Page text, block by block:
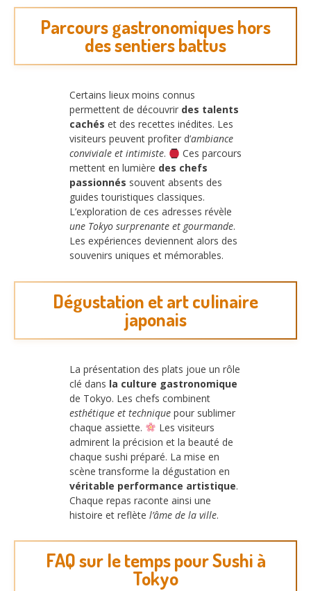
Parcours gastronomiques hors
des sentiers battus
Certains lieux moins connus
permettent de découvrir des talents
cachés et des recettes inédites. Les
visiteurs peuvent profiter d’ambiance
conviviale et intimiste.
Ces parcours
mettent en lumière des chefs
passionnés souvent absents des
guides touristiques classiques.
L’exploration de ces adresses révèle
une Tokyo surprenante et gourmande.
Les expériences deviennent alors des
souvenirs uniques et mémorables.
Dégustation et art culinaire
japonais
La présentation des plats joue un rôle
clé dans la culture gastronomique
de Tokyo. Les chefs combinent
esthétique et technique pour sublimer
chaque assiette.
Les visiteurs
admirent la précision et la beauté de
chaque sushi préparé. La mise en
scène transforme la dégustation en
véritable performance artistique.
Chaque repas raconte ainsi une
histoire et reflète l’âme de la ville.
FAQ sur le temps pour Sushi à
Tokyo